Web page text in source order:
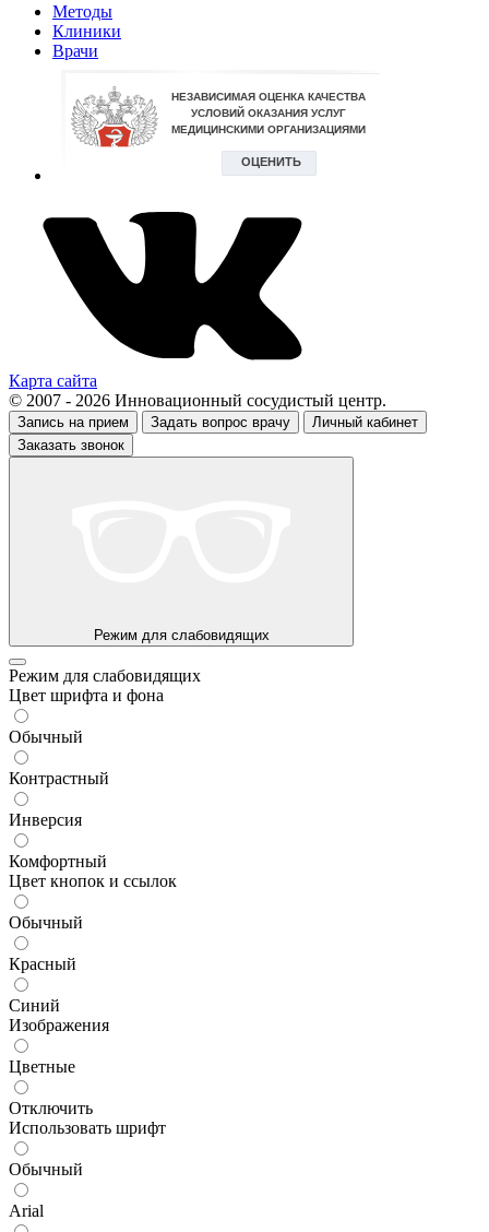
Методы
Клиники
Врачи
Карта сайта
© 2007 - 2026 Инновационный сосудистый центр.
Запись на прием Задать вопрос врачу
Личный кабинет
Заказать звонок
Режим для слабовидящих
Режим для слабовидящих
Цвет шрифта и фона
Обычный
Контрастный
Инверсия
Комфортный
Цвет кнопок и ссылок
Обычный
Красный
Синий
Изображения
Цветные
Отключить
Использовать шрифт
Обычный
Arial